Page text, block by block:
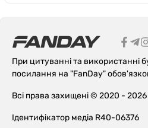
При цитуванні та використанні
посилання на "FanDay"
Всі права захищені © 2020 -
Ідентифікатор медіа R40-06376